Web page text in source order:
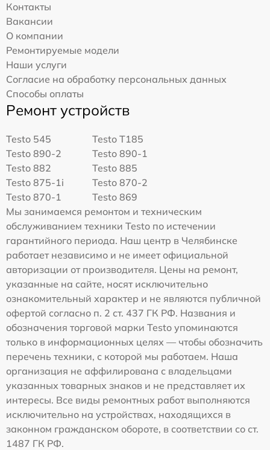
Контакты
Вакансии
О компании
Ремонтируемые модели
Наши услуги
Согласие на обработку персональных данных
Способы оплаты
Ремонт устройств
Testo 545
Testo T185
Testo 890-2
Testo 890-1
Testo 882
Testo 885
Testo 875-1i
Testo 870-2
Testo 870-1
Testo 869
Мы занимаемся ремонтом и техническим
обслуживанием техники Testo по истечении
гарантийного периода. Наш центр в Челябинске
работает независимо и не имеет официальной
авторизации от производителя. Цены на ремонт,
указанные на сайте, носят исключительно
ознакомительный характер и не являются публичной
офертой согласно п. 2 ст. 437 ГК РФ. Названия и
обозначения торговой марки Testo упоминаются
только в информационных целях — чтобы обозначить
перечень техники, с которой мы работаем. Наша
организация не аффилирована с владельцами
указанных товарных знаков и не представляет их
интересы. Все виды ремонтных работ выполняются
исключительно на устройствах, находящихся в
законном гражданском обороте, в соответствии со ст.
1487 ГК РФ.